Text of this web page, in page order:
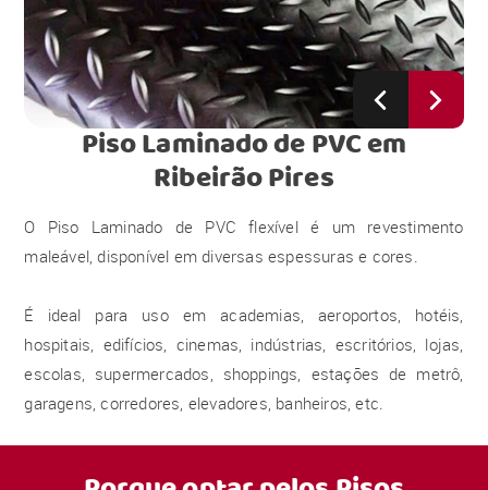
Piso Laminado de PVCem
Ribeirão Pires
O Piso Laminado de PVC flexível é um revestimento
maleável, disponível em diversas espessuras e cores.
É ideal para uso em academias, aeroportos, hotéis,
hospitais, edifícios, cinemas, indústrias, escritórios, lojas,
escolas, supermercados, shoppings, estações de metrô,
garagens, corredores, elevadores, banheiros, etc.